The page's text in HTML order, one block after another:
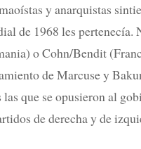
y anarquistas
de 1968 les pertenecía.
o Cohn/Bendit
de Marcuse y
que se opusieron al
de derecha y de